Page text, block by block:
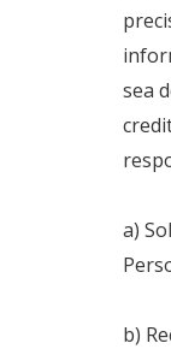
sea
a)
b)